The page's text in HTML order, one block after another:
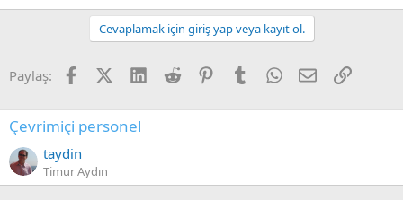
Cevaplamak için giriş yap veya kayıt ol.
Paylaş: FacebookX (Twitter)
LinkedIn
Reddit PinterestTumblrWhatsApp
E-postaLink
Çevrimiçi personel
taydin
Timur Aydın